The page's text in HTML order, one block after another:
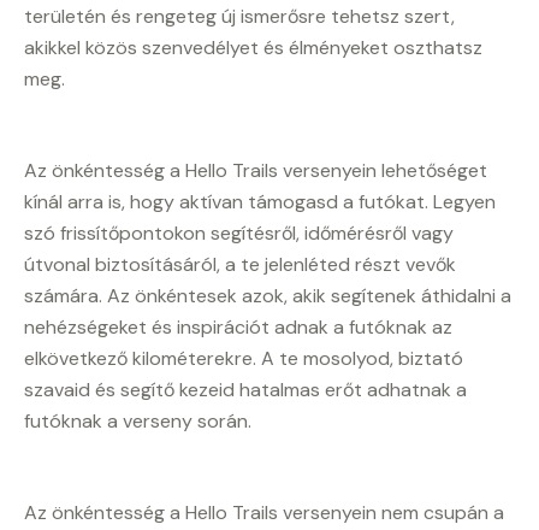
területén és rengeteg új ismerősre tehetsz szert,
akikkel közös szenvedélyet és élményeket oszthatsz
meg.
Az önkéntesség a Hello Trails versenyein lehetőséget
kínál arra is, hogy aktívan támogasd a futókat. Legyen
szó frissítőpontokon segítésről, időmérésről vagy
útvonal biztosításáról, a te jelenléted részt vevők
számára. Az önkéntesek azok, akik segítenek áthidalni a
nehézségeket és inspirációt adnak a futóknak az
elkövetkező kilométerekre. A te mosolyod, biztató
szavaid és segítő kezeid hatalmas erőt adhatnak a
futóknak a verseny során.
Az önkéntesség a Hello Trails versenyein nem csupán a